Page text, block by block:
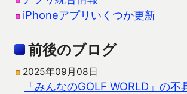
iPhoneアプリいくつか更新
前後のブログ
2025年09月08日
「みんなのGOLF WORLD」の不